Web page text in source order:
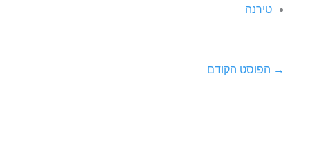
טירנה
→ הפוסט הקודם